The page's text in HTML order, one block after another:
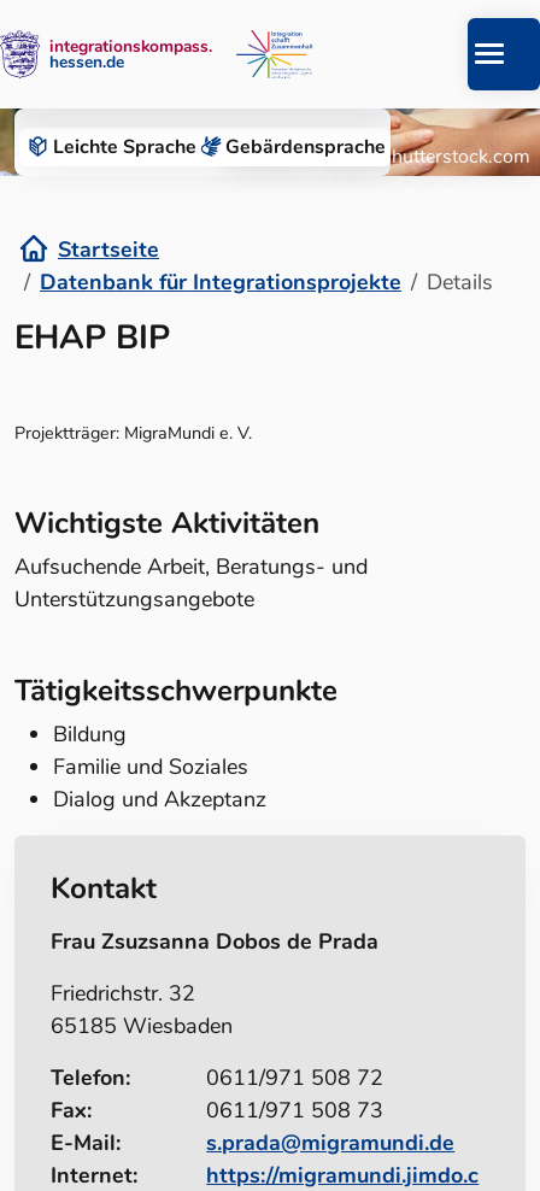
Leichte Sprache Gebärden­sprache
Zum Inhalt springen
integrationskompass.
hessen.de
Datenbank für Integrationsprojekte
© Roman Chazov/Shutterstock.com
Startseite
Datenbank für Integrationsprojekte
Details
Details
EHAP BIP
Projektträger: MigraMundi e. V.
Wichtigste Aktivitäten
Aufsuchende Arbeit, Beratungs- und
Unterstützungsangebote
Tätigkeitsschwerpunkte
Bildung
Familie und Soziales
Dialog und Akzeptanz
Kontakt
Frau Zsuzsanna Dobos de Prada
Friedrichstr. 32
65185 Wiesbaden
Telefon:
0611/971 508 72
Fax:
0611/971 508 73
E-Mail:
s.prada@migramundi.de
Internet:
https://migramundi.jimdo.c